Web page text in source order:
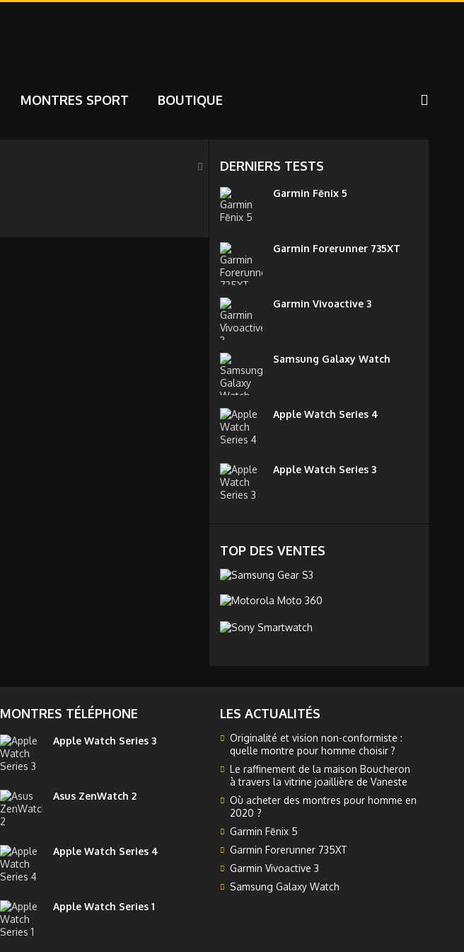
MONTRES SPORT BOUTIQUE
DERNIERS TESTS
Garmin Fēnix 5
Garmin Forerunner 735XT
Garmin Vivoactive 3
Samsung Galaxy Watch
Apple Watch Series 4
Apple Watch Series 3
TOP DES VENTES
MONTRES TÉLÉPHONE
Apple Watch Series 3
Asus ZenWatch 2
Apple Watch Series 4
Apple Watch Series 1
LES ACTUALITÉS
Originalité et vision non-conformiste :
quelle montre pour homme choisir ?
Le raffinement de la maison Boucheron
à travers la vitrine joaillière de Vaneste
Où acheter des montres pour homme en
2020 ?
Garmin Fēnix 5
Garmin Forerunner 735XT
Garmin Vivoactive 3
Samsung Galaxy Watch